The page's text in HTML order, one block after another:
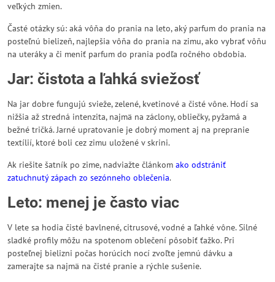
veľkých zmien.
Časté otázky sú: aká vôňa do prania na leto, aký parfum do prania na
posteľnú bielizeň, najlepšia vôňa do prania na zimu, ako vybrať vôňu
na uteráky a či meniť parfum do prania podľa ročného obdobia.
Jar: čistota a ľahká sviežosť
Na jar dobre fungujú svieže, zelené, kvetinové a čisté vône. Hodí sa
nižšia až stredná intenzita, najmä na záclony, obliečky, pyžamá a
bežné tričká. Jarné upratovanie je dobrý moment aj na prepranie
textílií, ktoré boli cez zimu uložené v skrini.
Ak riešite šatník po zime, nadviažte článkom ako odstrániť
zatuchnutý zápach zo sezónneho oblečenia.
Leto: menej je často viac
V lete sa hodia čisté bavlnené, citrusové, vodné a ľahké vône. Silné
sladké profily môžu na spotenom oblečení pôsobiť ťažko. Pri
posteľnej bielizni počas horúcich nocí zvoľte jemnú dávku a
zamerajte sa najmä na čisté pranie a rýchle sušenie.